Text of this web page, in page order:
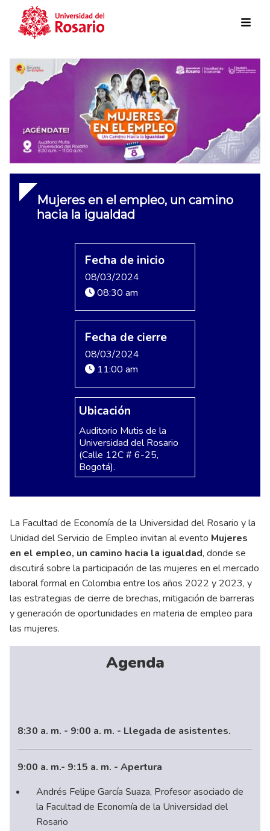
Skip to main content
Mujeres en el empleo, un camino
hacia la igualdad
Fecha de inicio
08/03/2024
08:30 am
Fecha de cierre
08/03/2024
11:00 am
Ubicación
Auditorio Mutis de la
Universidad del Rosario
(Calle 12C # 6-25,
Bogotá).
La Facultad de Economía de la Universidad del Rosario y la
Unidad del Servicio de Empleo invitan al evento Mujeres
en el empleo, un camino hacia la igualdad, donde se
discutirá sobre la participación de las mujeres en el mercado
laboral formal en Colombia entre los años 2022 y 2023, y
las estrategias de cierre de brechas, mitigación de barreras
y generación de oportunidades en materia de empleo para
las mujeres.
Agenda
8:30 a. m. - 9:00 a. m. - Llegada de asistentes.
9:00 a. m.- 9:15 a. m. - Apertura
Andrés Felipe García Suaza, Profesor asociado de
la Facultad de Economía de la Universidad del
Rosario